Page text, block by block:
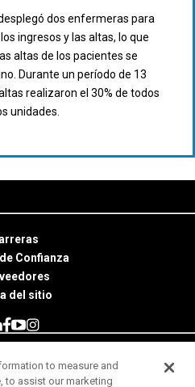
dos enfermeras para
ingresos y las altas, lo que
altas de los pacientes se
Durante un período de 13
realizaron el 30% de todos
unidades.
Confianza
del sitio
All Rights Reserved.
to measure and
to assist our marketing